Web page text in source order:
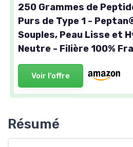
250 Grammes de
Purs de Type 1 -
Souples, Peau Lisse et
Neutre - Filière 100%
Voir l'offre
Résumé